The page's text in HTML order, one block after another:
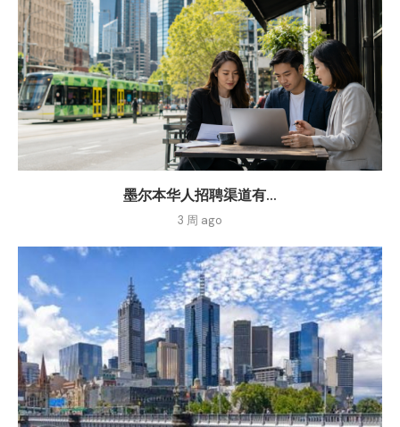
墨尔本华人招聘渠道有...
3 周 ago